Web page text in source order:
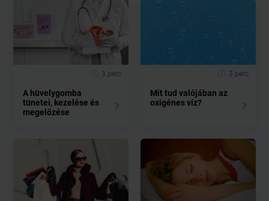
3 perc
A hüvelygomba
tünetei, kezelése és
megelőzése
3 perc
Mit tud valójában az
oxigénes víz?